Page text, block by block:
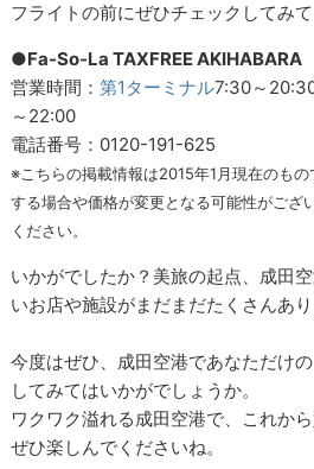
フライトの前にぜひチェックしてみて
●Fa-So-La TAXFREE AKIHABARA
営業時間：第1ターミナル7:30～
～22:00
電話番号：0120-191-625
※こちらの掲載情報は2015年1月現在のも
する場合や価格が変更となる可能性がござ
ください。
いかがでしたか？美旅の起点、成田
いお店や施設がまだまだたくさんあり
今度はぜひ、成田空港であなただけ
してみてはいかがでしょうか。
ワクワク溢れる成田空港で、これか
ぜひ楽しんでくださいね。